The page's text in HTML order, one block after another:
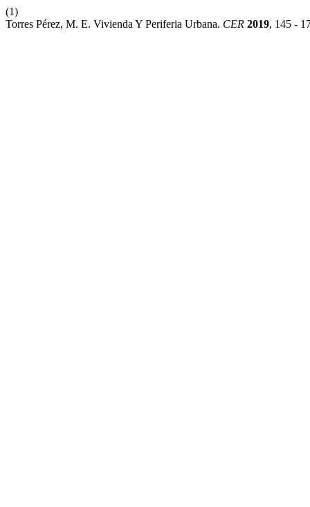
(1)
Torres Pérez, M. E. Vivienda Y Periferia Urbana. CER 2019, 145 -